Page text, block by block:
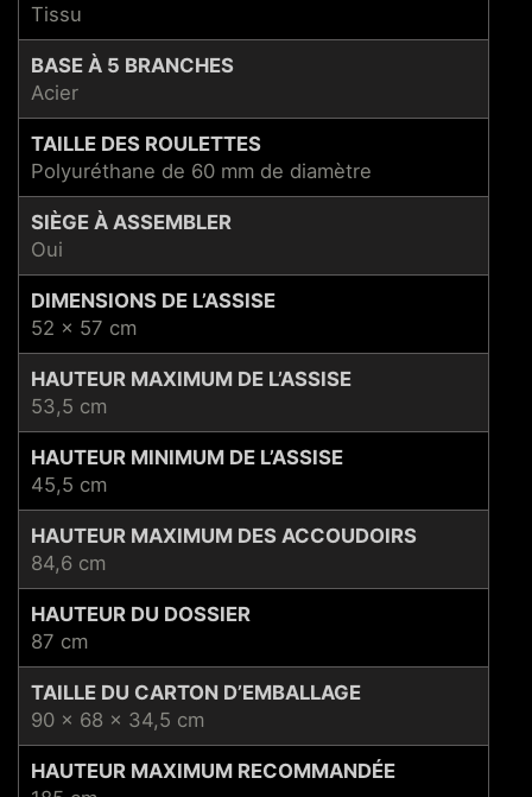
Tissu
BASE À 5 BRANCHES
Acier
TAILLE DES ROULETTES
Polyuréthane de 60 mm de diamètre
SIÈGE À ASSEMBLER
Oui
DIMENSIONS DE L’ASSISE
52 x 57 cm
HAUTEUR MAXIMUM DE L’ASSISE
53,5 cm
HAUTEUR MINIMUM DE L’ASSISE
45,5 cm
HAUTEUR MAXIMUM DES ACCOUDOIRS
84,6 cm
HAUTEUR DU DOSSIER
87 cm
TAILLE DU CARTON D’EMBALLAGE
90 x 68 x 34,5 cm
HAUTEUR MAXIMUM RECOMMANDÉE